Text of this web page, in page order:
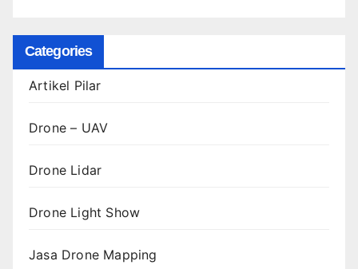
Categories
Artikel Pilar
Drone – UAV
Drone Lidar
Drone Light Show
Jasa Drone Mapping